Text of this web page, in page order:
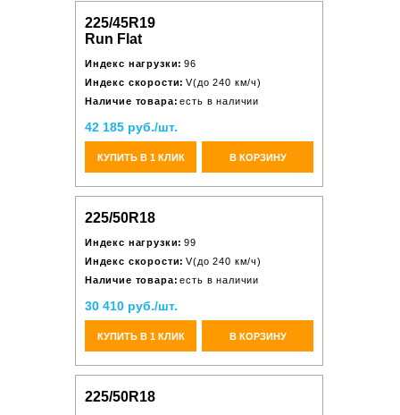
225/45R19
Run Flat
Индекс нагрузки: 96
Индекс скорости: V(до 240 км/ч)
Наличие товара: есть в наличии
42 185 руб./шт.
КУПИТЬ В 1 КЛИК В КОРЗИНУ
225/50R18
Индекс нагрузки: 99
Индекс скорости: V(до 240 км/ч)
Наличие товара: есть в наличии
30 410 руб./шт.
КУПИТЬ В 1 КЛИК В КОРЗИНУ
225/50R18